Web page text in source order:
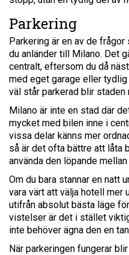
Parkering
Parkering är en av de
du anländer till Milano. Det
centralt, eftersom du då
med eget garage eller
väl står parkerad blir
Milano är inte en stad där
mycket med bilen inne i
vissa delar känns mer
så är det ofta bättre att låta
använda den löpande
Om du bara stannar en natt
vara värt att välja hotell mer
utifrån absolut bästa läge
vistelser är det i stället
inte behöver ägna den en
När parkeringen fungerar